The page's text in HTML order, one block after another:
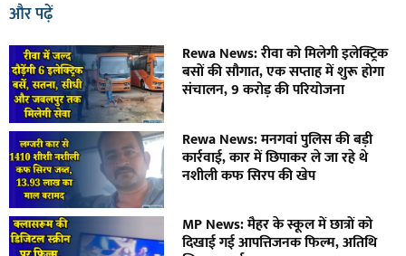
और पढ़ें
Rewa News: रीवा को मिलेगी इलेक्ट्रिक
बसों की सौगात, एक सप्ताह में शुरू होगा
संचालन, 9 करोड़ की परियोजना
Rewa News: मनगवां पुलिस की बड़ी
कार्रवाई, कार में छिपाकर ले जा रहे थे
नशीली कफ सिरप की खेप
MP News: मैहर के स्कूल में छात्रों को
दिखाई गई आपत्तिजनक फिल्म, अतिथि